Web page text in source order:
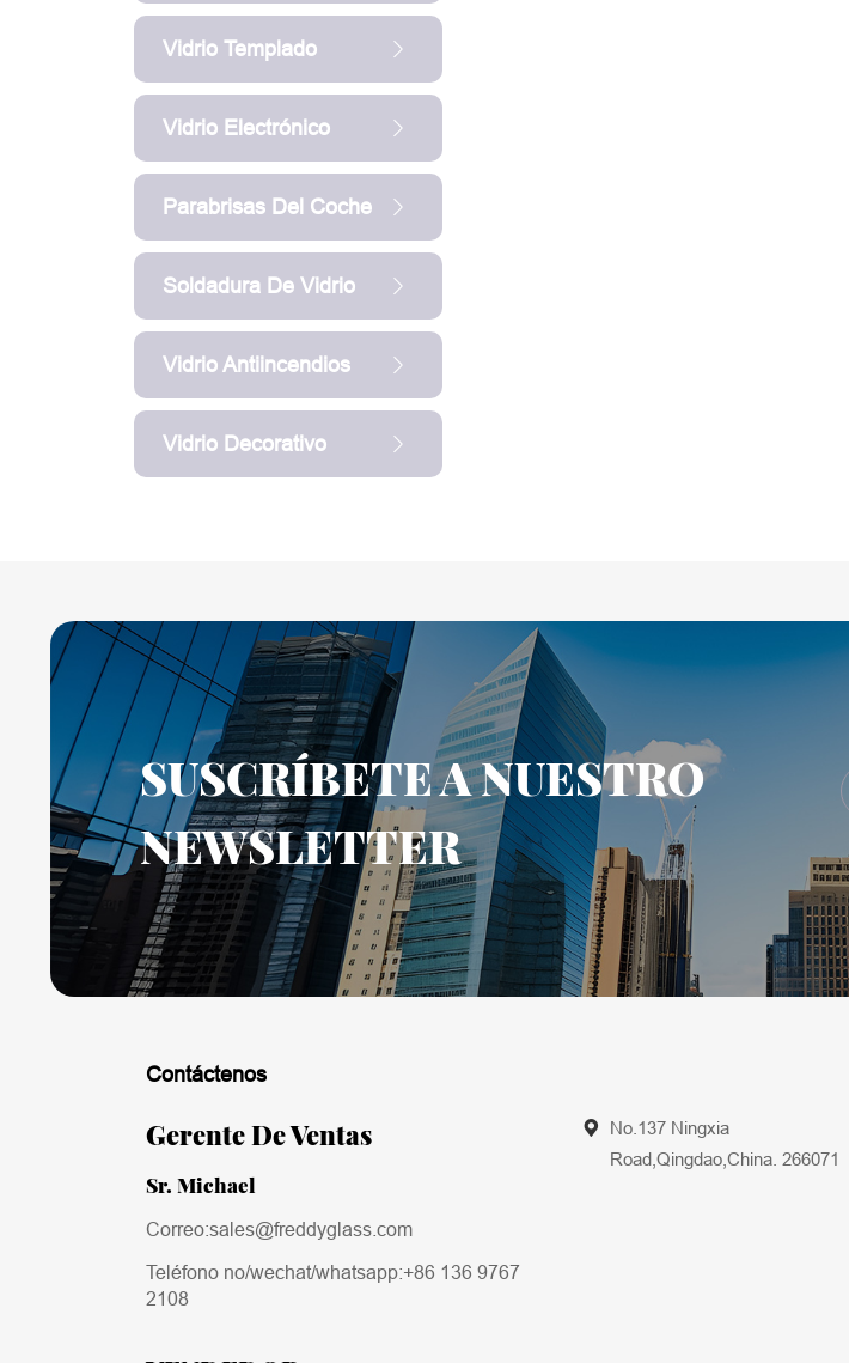
Vidrio Templado
Vidrio Electrónico
Parabrisas Del Coche
Soldadura De Vidrio
Vidrio Antiincendios
Vidrio Decorativo
SUSCRÍBETE A NUESTRO
NEWSLETTER
Contáctenos
Gerente De Ventas
Sr. Michael
Correo:sales@freddyglass.com
Teléfono no/wechat/whatsapp:+86 136 9767
2108
No.137 Ningxia
Road,Qingdao,China. 266071